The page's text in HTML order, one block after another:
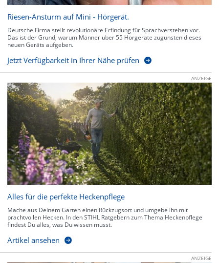
Riesen-Ansturm auf Mini - Hörgerät.
Deutsche Firma stellt revolutionäre Erfindung für Sprachverstehen vor.
Das ist der Grund, warum Männer über 55 Hörgeräte zugunsten dieses
neuen Geräts aufgeben.
Jetzt Verfügbarkeit in Ihrer Nähe prüfen
ANZEIGE
Alles für die perfekte Heckenpflege
Mache aus Deinem Garten einen Rückzugsort und umgebe ihn mit
prachtvollen Hecken. In den STIHL Ratgebern zum Thema Heckenpflege
findest Du alles, was Du wissen musst.
Artikel ansehen
ANZEIGE